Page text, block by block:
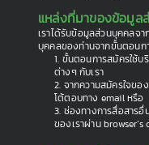
แหล่งที่มาของข้อมูล
เราได้รับข้อมูลส่วนบุคคลจา
บุคคลของท่านจากขั้นตอนก
1. ขั้นตอนการสมัครใช้บ
ต่างๆ กับเรา
2. จากความสมัครใจขอ
โต้ตอบทาง email หรือ
3. ช่องทางการสื่อสารอื่
ของเราผ่าน